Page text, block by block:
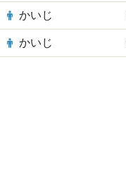
かいじ
かいじ